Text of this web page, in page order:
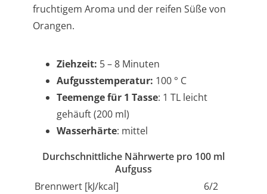
fruchtigem Aroma und der reifen Süße von
Orangen.
Ziehzeit: 5 – 8 Minuten
Aufgusstemperatur: 100 ° C
Teemenge für 1 Tasse: 1 TL leicht
gehäuft (200 ml)
Wasserhärte: mittel
Durchschnittliche Nährwerte pro 100 ml
Aufguss
Brennwert [kJ/kcal]
6/2